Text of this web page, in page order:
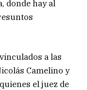
donde hay al
a las
Camelino y
el juez de